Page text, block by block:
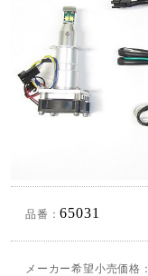
品番：65031
メーカー希望小売価格：